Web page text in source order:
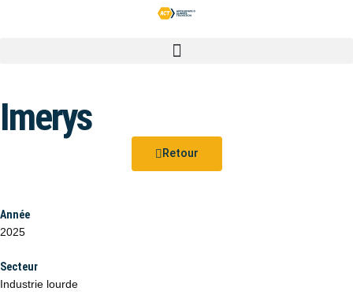
Imerys
Retour
Année
2025
Secteur
Industrie lourde